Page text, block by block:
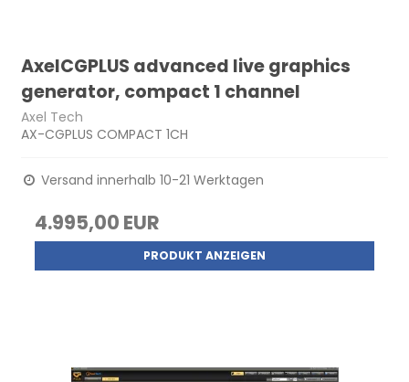
AxelCGPLUS advanced live graphics
generator, compact 1 channel
Axel Tech
AX-CGPLUS COMPACT 1CH
Versand innerhalb 10-21 Werktagen
4.995,00 EUR
PRODUKT ANZEIGEN